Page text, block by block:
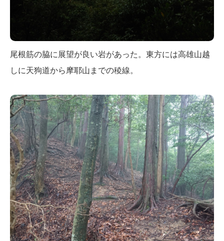
尾根筋の脇に展望が良い岩があった。東方には高雄山越
しに天狗道から摩耶山までの稜線。